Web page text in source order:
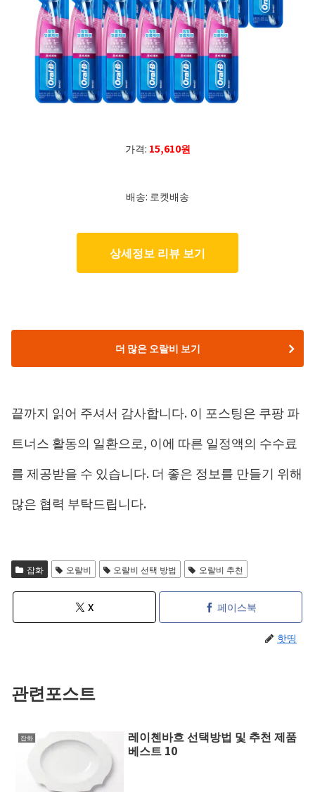
가격: 15,610원
배송: 로켓배송
상세정보 리뷰 보기
더 많은 오랄비 보기
끝까지 읽어 주셔서 감사합니다. 이 포스팅은 쿠팡 파
트너스 활동의 일환으로, 이에 따른 일정액의 수수료
를 제공받을 수 있습니다. 더 좋은 정보를 만들기 위해
많은 협력 부탁드립니다.
잡화 오랄비 오랄비 선택 방법 오랄비 추천
X 페이스북
핫띵
관련포스트
잡화
레이첸바흐 선택방법 및 추천 제품
베스트 10